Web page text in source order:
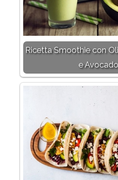
Ricetta Smoothie con
e